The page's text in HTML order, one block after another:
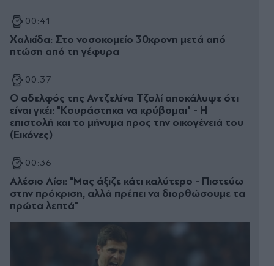
00:41
Χαλκίδα: Στο νοσοκομείο 30χρονη μετά από
πτώση από τη γέφυρα
00:37
Ο αδελφός της Αντζελίνα Τζολί αποκάλυψε ότι
είναι γκέι: "Κουράστηκα να κρύβομαι" - Η
επιστολή και το μήνυμα προς την οικογένειά του
(Εικόνες)
00:36
Αλέσιο Λίσι: "Μας άξιζε κάτι καλύτερο - Πιστεύω
στην πρόκριση, αλλά πρέπει να διορθώσουμε τα
πρώτα λεπτά"